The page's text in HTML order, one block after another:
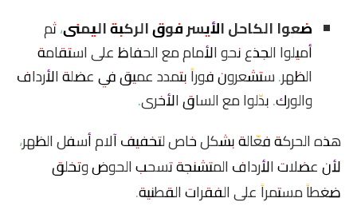
ضعوا الكاحل الأيسر فوق الركبة اليمنى، ثم
أميلوا الجذع نحو الأمام مع الحفاظ على استقامة
الظهر. ستشعرون فوراً بتمدد عميق في عضلة الأرداف
والورك. بدّلوا مع الساق الأخرى.
هذه الحركة فعّالة بشكل خاص لتخفيف آلام أسفل الظهر،
لأن عضلات الأرداف المتشنجة تسحب الحوض وتخلق
ضغطاً مستمراً على الفقرات القطنية.